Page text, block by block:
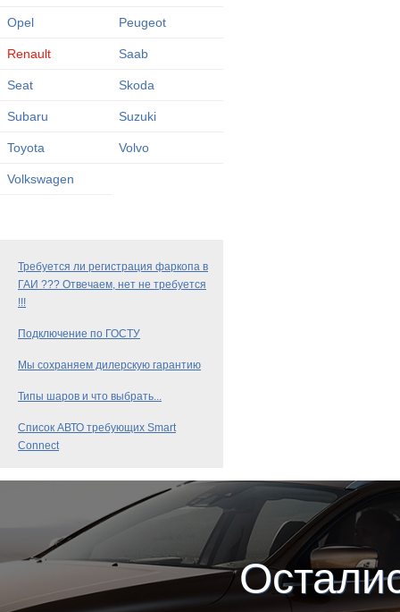
Opel Peugeot
Renault Saab
Seat Skoda
Subaru Suzuki
Toyota Volvo
Volkswagen
Требуется ли регистрация фаркопа в
ГАИ ??? Отвечаем, нет не требуется
!!!
Подключение по ГОСТУ
Мы сохраняем дилерскую гарантию
Типы шаров и что выбрать...
Список АВТО требующих Smart
Connect